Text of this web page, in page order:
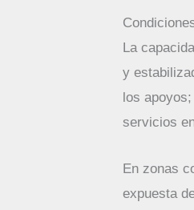
La
y
los
servicios
En zonas
expuesta